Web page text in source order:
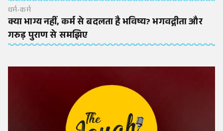
धर्म-कर्म
क्या भाग्य नहीं, कर्म से बदलता है भविष्य? भगवद्गीता और
गरुड़ पुराण से समझिए